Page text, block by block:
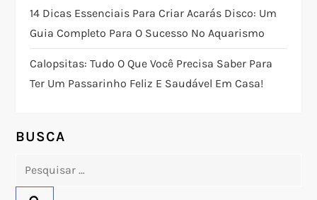
ã
o
d
P
o
14 Dicas Essenciais Para Criar Acarás Disco: Um
Guia Completo Para O Sucesso No Aquarismo
Calopsitas: Tudo O Que Você Precisa Saber Para
Ter Um Passarinho Feliz E Saudável Em Casa!
BUSCA
Pesquisar